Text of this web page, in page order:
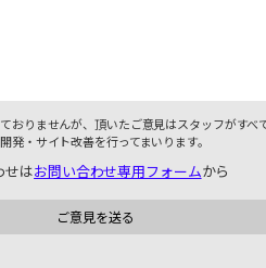
おりませんが、頂いたご意見はスタッフがすべ
発・サイト改善を行ってまいります。
せはお問い合わせ専用フォームから